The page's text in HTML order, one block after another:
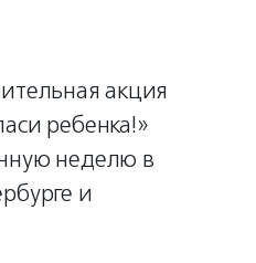
акция
ребенка!»
неделю в
и